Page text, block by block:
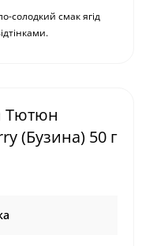
солодкий смак ягід
Тютюн
(Бузина) 50 г